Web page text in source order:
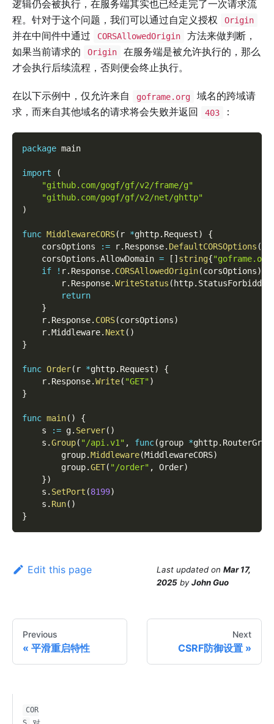
逻辑仍会被执行，在服务端其实也已经走完了一次请求流
程。针对于这个问题，我们可以通过自定义授权
Origin
并在中间件中通过 CORSAllowedOrigin
方法来做判断，
如果当前请求的
Origin
在服务端是被允许执行的，那么
才会执行后续流程，否则便会终止执行。
在以下示例中，仅允许来自 goframe.org
域名的跨域请
求，而来自其他域名的请求将会失败并返回
403 ：
package main
import
(
"github.com/gogf/gf/v2/frame/g"
"github.com/gogf/gf/v2/net/ghttp"
)
func MiddlewareCORS( r *ghttp. Request)
{
    corsOptions
:= r. Response. DefaultCORSOptions (
    corsOptions
.AllowDomain = [ ]string{
if
! r. Response. CORSAllowedOrigin(corsOptions)
        r
. Response.WriteStatus (http. StatusForbidden
return
}
    r
. Response. CORS(corsOptions)
    r
.Middleware. Next ( )
}
func Order( r *ghttp. Request)
{
    r
. Response.Write( "GET")
}
func main( )
{
    s
:= g. Server( )
    s
.Group( "/api.v1" , func(group *ghttp.
        group
.Middleware(MiddlewareCORS)
        group
.GET( "/order" , Order)
})
    s
. SetPort (8199)
    s
. Run( )
}
Edit this page Last updated on Mar 17,
2025 byJohn Guo
Previous
平滑重启特性
Next
CSRF防御设置
COR